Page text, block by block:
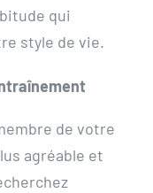
qui
style de vie.
de votre
agréable et